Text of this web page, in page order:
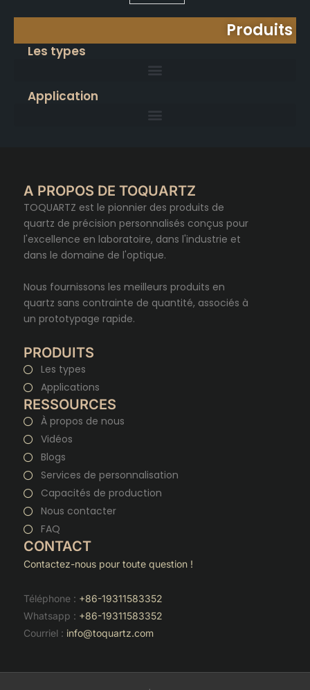
Produits
Les types
Application
A PROPOS DE TOQUARTZ
TOQUARTZ est le pionnier des produits de
quartz de précision personnalisés conçus pour
l'excellence en laboratoire, dans l'industrie et
dans le domaine de l'optique.
Nous fournissons les meilleurs produits en
quartz sans contrainte de quantité, associés à
un prototypage rapide.
PRODUITS
Les types
Applications
RESSOURCES
À propos de nous
Vidéos
Blogs
Services de personnalisation
Capacités de production
Nous contacter
FAQ
CONTACT
Contactez-nous pour toute question !
Téléphone : +86-19311583352
Whatsapp : +86-19311583352
Courriel : info@toquartz.com